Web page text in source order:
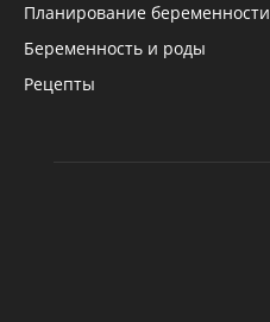
Планирование беременности
Беременность и роды
Рецепты